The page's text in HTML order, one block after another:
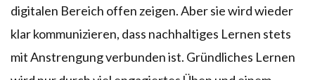
digitalen Bereich offen zeigen. Aber sie wird wieder
klar kommunizieren, dass nachhaltiges Lernen stets
mit Anstrengung verbunden ist. Gründliches Lernen